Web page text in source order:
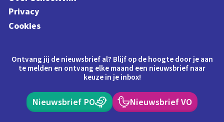
Privacy
Cookies
Ontvang jij de nieuwsbrief al? Blijf op de hoogte door je aan
te melden en ontvang elke maand een nieuwsbrief naar
keuze in je inbox!
Nieuwsbrief PO Nieuwsbrief VO